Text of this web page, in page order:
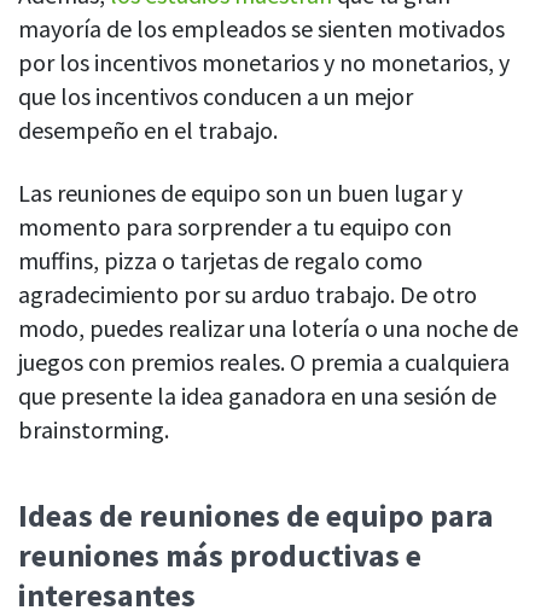
mayoría de los empleados se sienten motivados
por los incentivos monetarios y no monetarios, y
que los incentivos conducen a un mejor
desempeño en el trabajo.
Las reuniones de equipo son un buen lugar y
momento para sorprender a tu equipo con
muffins, pizza o tarjetas de regalo como
agradecimiento por su arduo trabajo. De otro
modo, puedes realizar una lotería o una noche de
juegos con premios reales. O premia a cualquiera
que presente la idea ganadora en una sesión de
brainstorming.
Ideas de reuniones de equipo para
reuniones más productivas e
interesantes